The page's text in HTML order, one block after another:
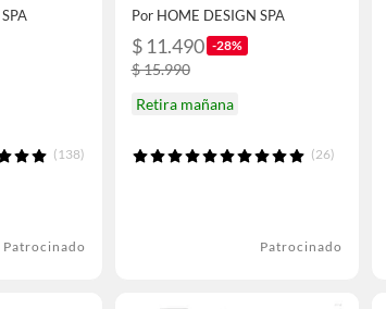
(138)
Patrocinado
Por HOME DESIGN SPA
$ 11.490 -28%
$ 15.990
Retira mañana
(26)
Patrocinado